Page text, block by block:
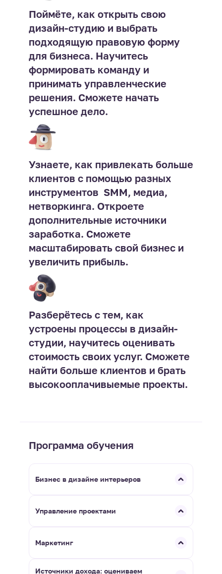
Поймёте, как открыть свою
дизайн-студию и выбрать
подходящую правовую форму
для бизнеса. Научитесь
формировать команду и
принимать управленческие
решения. Сможете начать
успешное дело.
Узнаете, как привлекать больше
клиентов с помощью разных
инструментов  SMM, медиа,
нетворкинга. Откроете
дополнительные источники
заработка. Сможете
масштабировать свой бизнес и
увеличить прибыль.
Разберётесь с тем, как
устроены процессы в дизайн-
студии, научитесь оценивать
стоимость своих услуг. Сможете
найти больше клиентов и брать
высокооплачивыемые проекты.
Программа обучения
Бизнес в дизайне интерьеров
Управление проектами
Маркетинг
Источники дохода: оцениваем